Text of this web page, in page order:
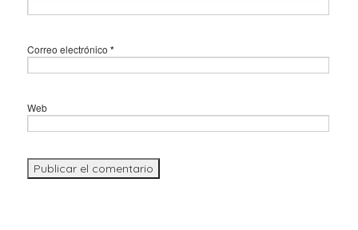
Correo electrónico *
Web